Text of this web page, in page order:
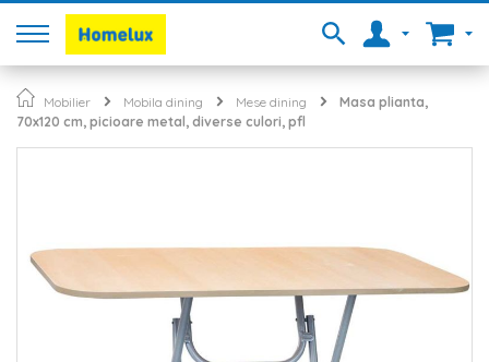
Mobilier Mobila dining Mese dining
Masa plianta,
70x120 cm, picioare metal, diverse culori, pfl
the
images
gallery